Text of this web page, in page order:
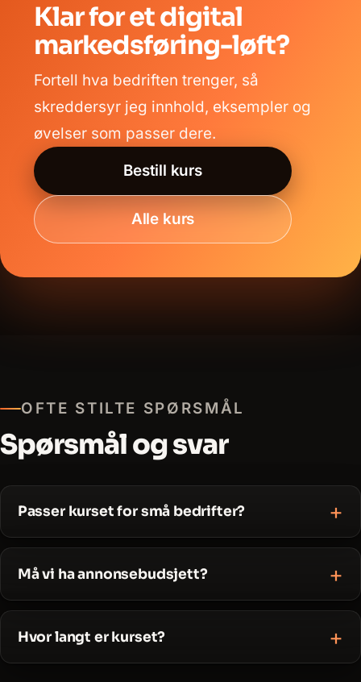
Klar for et digital
markedsføring-løft?
Fortell hva bedriften trenger, så
skreddersyr jeg innhold, eksempler og
øvelser som passer dere.
Bestill kurs
Alle kurs
OFTE STILTE SPØRSMÅL
Spørsmål og svar
Passer kurset for små bedrifter?
Må vi ha annonsebudsjett?
Hvor langt er kurset?